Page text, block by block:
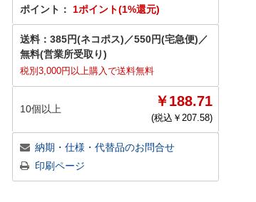
ポイント： 1ポイント(1%還元)
送料： 385円(ネコポス) ／550円(宅急便) ／
無料(営業所受取り)
税別3,000円以上購入で送料無料
10個以上 ￥188.71
(税込￥ 207.58)
納期・仕様・代替品のお問合せ
印刷ページ